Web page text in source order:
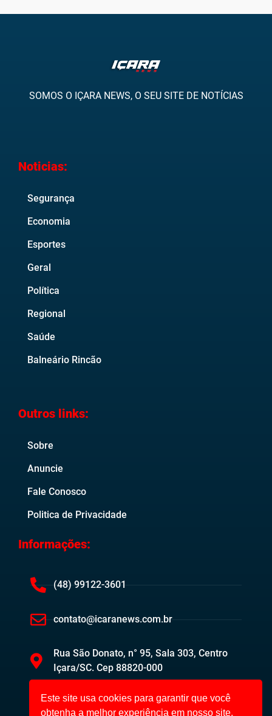
SOMOS O IÇARA NEWS, O SEU SITE DE NOTÍCIAS
Noticias:
Segurança
Economia
Esportes
Geral
Política
Regional
Saúde
Balneário Rincão
Outros links:
Sobre
Anuncie
Fale Conosco
Politica de Privacidade
Informações:
(48) 99122-3601
contato@icaranews.com.br
Rua São Donato, n° 95, Sala 303, Centro
Içara/SC. Cep 88820-000
Este site usa cookies para garantir que você
obtenha a melhor experiência em nosso site.